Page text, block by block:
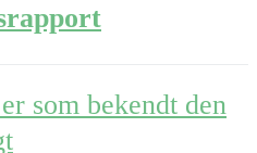
som bekendt den